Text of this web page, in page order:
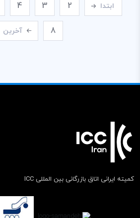
ابتدا 2
3
4
8 آخرین
کمیته ایرانی اتاق بازرگانی بین المللی ICC